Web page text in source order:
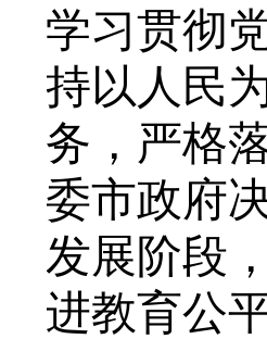
学习贯彻
持以人民
务，严格
委市政府
发展阶段
进教育公